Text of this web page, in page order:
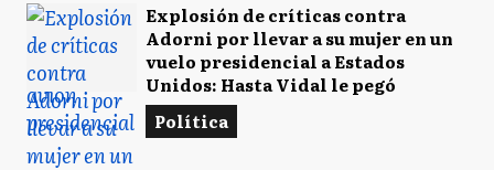
Explosión de críticas contra
Adorni por llevar a su mujer en un
vuelo presidencial a Estados
Unidos: Hasta Vidal le pegó
Política